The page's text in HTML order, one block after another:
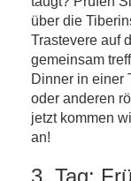
über die
Trastevere auf
gemeinsam
Dinner in einer
oder anderen
jetzt kommen
an!
3. Tag: